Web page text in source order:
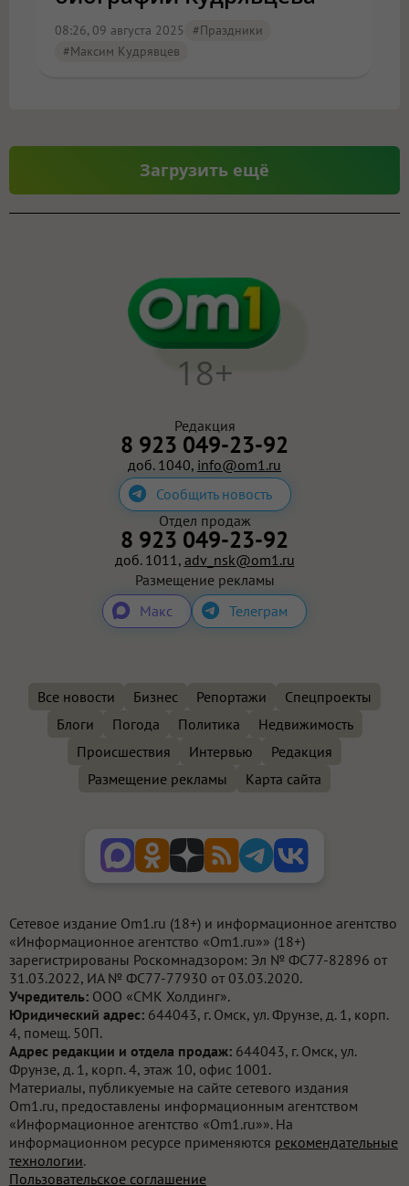
08:26, 09 августа 2025
#Праздники
#Максим Кудрявцев
Загрузить ещё
Редакция
8 923 049-23-92
доб. 1040, info@om1.ru
Сообщить новость
18+
Отдел продаж
8 923 049-23-92
доб. 1011, adv_nsk@om1.ru
Размещение рекламы
Макс
Телеграм
Все новости Бизнес Репортажи
Спецпроекты
Блоги
Погода Политика
Недвижимость
Происшествия
Интервью
Редакция
Размещение рекламы
Карта сайта
Сетевое издание Om1.ru (18+) и информационное агентство
«Информационное агентство «Om1.ru»» (18+)
зарегистрированы Роскомнадзором: Эл № ФС77-82896 от
31.03.2022, ИА № ФС77-77930 от 03.03.2020.
Учредитель: ООО «СМК Холдинг».
Юридический адрес: 644043, г. Омск, ул. Фрунзе, д. 1, корп.
4, помещ. 50П.
Адрес редакции и отдела продаж: 644043, г. Омск, ул.
Фрунзе, д. 1, корп. 4, этаж 10, офис 1001.
Материалы, публикуемые на сайте сетевого издания
Om1.ru, предоставлены информационным агентством
«Информационное агентство «Om1.ru»». На
информационном ресурсе применяются рекомендательные
технологии.
Пользовательское соглашение